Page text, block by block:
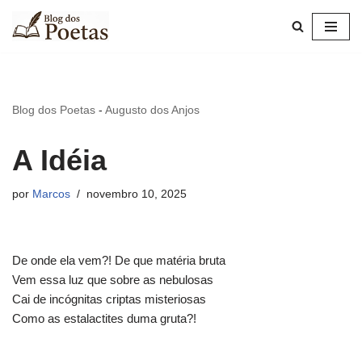
Pular
Blog dos Poetas - Augusto dos Anjos
A Idéia
por Marcos novembro 10, 2025
De onde ela vem?! De que matéria bruta
Vem essa luz que sobre as nebulosas
Cai de incógnitas criptas misteriosas
Como as estalactites duma gruta?!